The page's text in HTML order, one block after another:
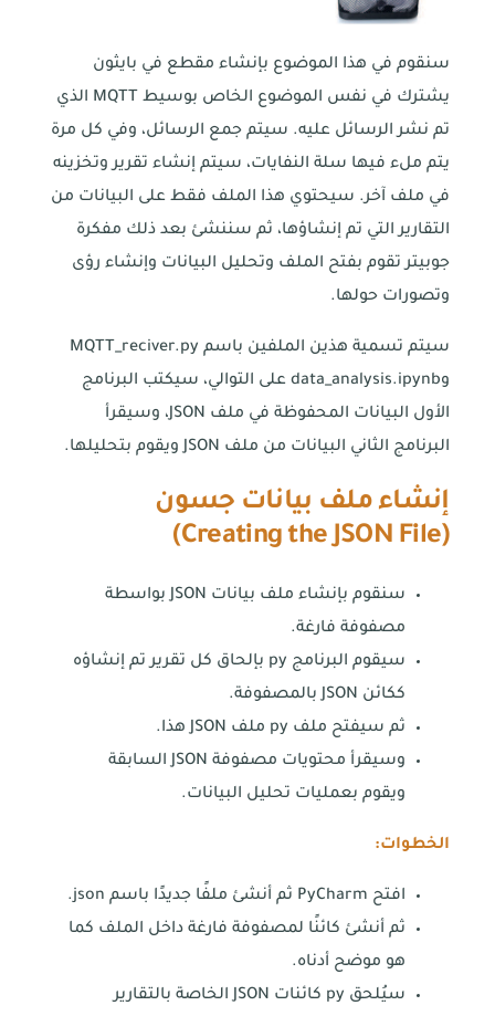
سنقوم في هذا الموضوع بإنشاء مقطع في بايثون
يشترك في نفس الموضوع الخاص بوسيط MQTT الذي
تم نشر الرسائل عليه. سيتم جمع الرسائل، وفي كل مرة
يتم ملء فيها سلة النفايات، سيتم إنشاء تقرير وتخزينه
في ملف آخر. سيحتوي هذا الملف فقط على البيانات من
التقارير التي تم إنشاؤها، ثم سننشئ بعد ذلك مفكرة
جوبيتر تقوم بفتح الملف وتحليل البيانات وإنشاء رؤى
وتصورات حولها.
سيتم تسمية هذين الملفين باسم MQTT_reciver.py
وdata_analysis.ipynb على التوالي، سيكتب البرنامج
الأول البيانات المحفوظة في ملف JSON، وسيقرأ
البرنامج الثاني البيانات من ملف JSON ويقوم بتحليلها.
إنشاء ملف بيانات جسون
(
Creating the JSON File
)
سنقوم بإنشاء ملف بيانات JSON بواسطة
مصفوفة فارغة.
سيقوم البرنامج py بإلحاق كل تقرير تم إنشاؤه
ككائن JSON بالمصفوفة.
ثم سيفتح ملف py ملف JSON هذا.
وسيقرأ محتويات مصفوفة JSON السابقة
ويقوم بعمليات تحليل البيانات.
الخطوات:
افتح PyCharm ثم أنشئ ملفًا جديدًا باسم json.
ثم أنشئ كائنًا لمصفوفة فارغة داخل الملف كما
هو موضح أدناه.
سيُلحق py كائنات JSON الخاصة بالتقارير